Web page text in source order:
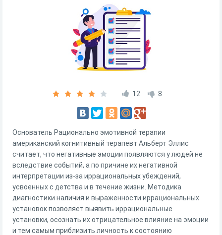
12 8
Основатель Рационально эмотивной терапии
американский когнитивный терапевт Альберт Эллис
считает, что негативные эмоции появляются у людей не
вследствие событий, а по причине их негативной
интерпретации из-за иррациональных убеждений,
усвоенных с детства и в течение жизни. Методика
диагностики наличия и выраженности иррациональных
установок позволяет выявить иррациональные
установки, осознать их отрицательное влияние на эмоции
и тем самым приблизить личность к состоянию